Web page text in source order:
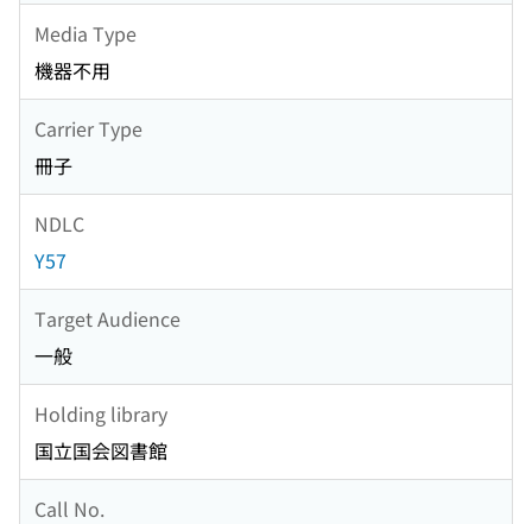
Media Type
機器不用
Carrier Type
冊子
NDLC
Y57
Target Audience
一般
Holding library
国立国会図書館
Call No.